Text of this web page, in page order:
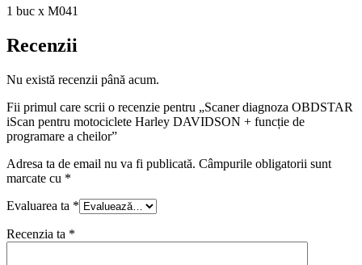
1 buc x M041
Recenzii
Nu există recenzii până acum.
Fii primul care scrii o recenzie pentru „Scaner diagnoza OBDSTAR
iScan pentru motociclete Harley DAVIDSON + funcție de
programare a cheilor”
Adresa ta de email nu va fi publicată. Câmpurile obligatorii sunt
marcate cu *
Evaluarea ta *
Recenzia ta *